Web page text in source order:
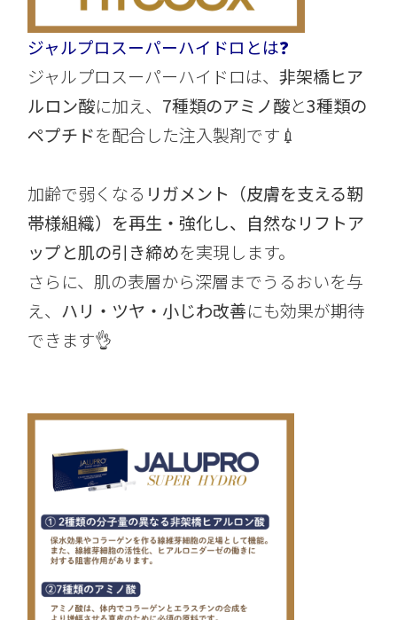
ジャルプロスーパーハイドロとは❓
ジャルプロスーパーハイドロは、非架橋ヒア
ルロン酸に加え、 7種類のアミノ酸と3種類の
ペプチドを配合した注入製剤です💉
加齢で弱くなる リガメント（皮膚を支える靭
帯様組織）を再生・強化し、自然なリフトア
ップと肌の引き締めを実現します。
さらに、肌の表層から深層までうるおいを与
え、 ハリ・ツヤ・小じわ改善にも効果が期待
できます👌